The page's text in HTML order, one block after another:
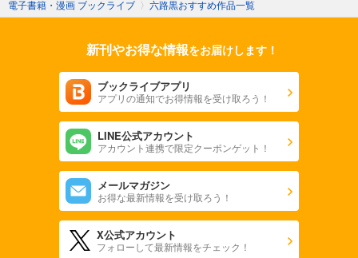
電子書籍・漫画 ブックライブ 〉 六路黒おすすめ作品一覧
新刊やお得な情報をお届けします！
ブックライブアプリ
アプリの通知でお得情報を受け取ろう！
LINE公式アカウント
アカウント連携で限定クーポンゲット！
メールマガジン
お得な最新情報を受け取ろう！
X公式アカウント
フォローして最新情報をチェック！